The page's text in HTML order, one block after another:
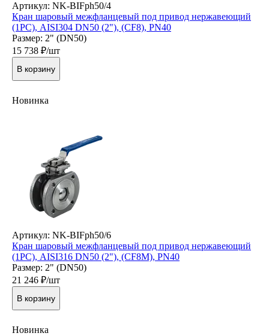
Артикул: NK-BIFph50/4
Кран шаровый межфланцевый под привод нержавеющий
(1PC), AISI304 DN50 (2"), (CF8), PN40
Размер: 2" (DN50)
15 738 ₽/шт
В корзину
Новинка
Артикул: NK-BIFph50/6
Кран шаровый межфланцевый под привод нержавеющий
(1PC), AISI316 DN50 (2"), (CF8M), PN40
Размер: 2" (DN50)
21 246 ₽/шт
В корзину
Новинка